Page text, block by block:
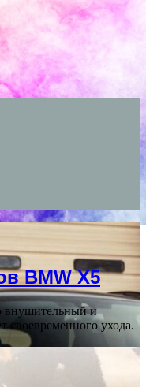
BMW X5
внушительный и
своевременного ухода.